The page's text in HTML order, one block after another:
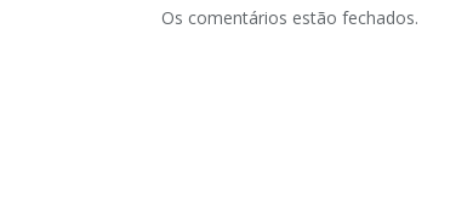
Os comentários estão fechados.